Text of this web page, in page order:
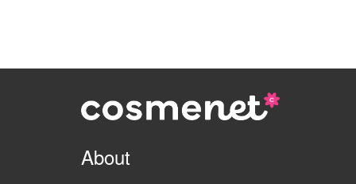
About